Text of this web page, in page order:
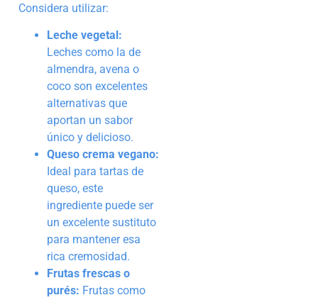
Considera utilizar:
Leche vegetal:
Leches como la de
almendra, avena o
coco son excelentes
alternativas que
aportan un sabor
único y delicioso.
Queso crema vegano:
Ideal para tartas de
queso, este
ingrediente puede ser
un excelente sustituto
para mantener esa
rica cremosidad.
Frutas frescas o
purés: Frutas como